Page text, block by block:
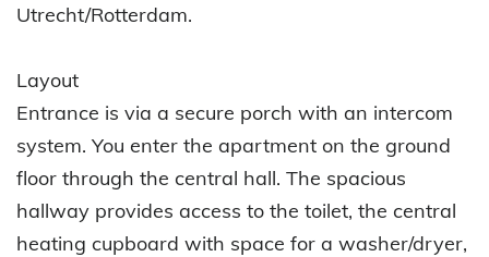
Utrecht/Rotterdam.
Layout
Entrance is via a secure porch with an intercom
system. You enter the apartment on the ground
floor through the central hall. The spacious
hallway provides access to the toilet, the central
heating cupboard with space for a washer/dryer,